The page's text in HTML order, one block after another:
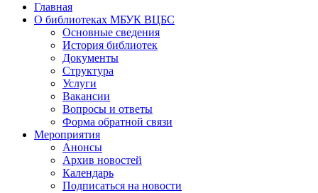
Главная
О библиотеках МБУК ВЦБС
Основные сведения
История библиотек
Документы
Структура
Услуги
Вакансии
Вопросы и ответы
Форма обратной связи
Мероприятия
Анонсы
Архив новостей
Календарь
Подписаться на новости